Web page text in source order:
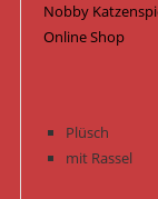
Nobby
Online Shop
Plüsch
mit Rassel